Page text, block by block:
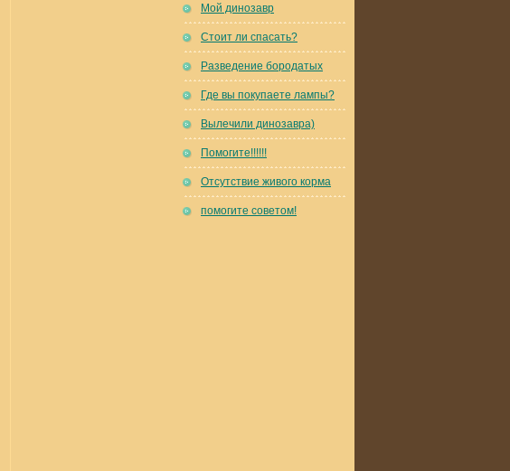
Мой динозавр
Стоит ли спасать?
Разведение бородатых
Где вы покупаете лампы?
Вылечили динозавра)
Помогите!!!!!!
Отсутствие живого корма
помогите советом!